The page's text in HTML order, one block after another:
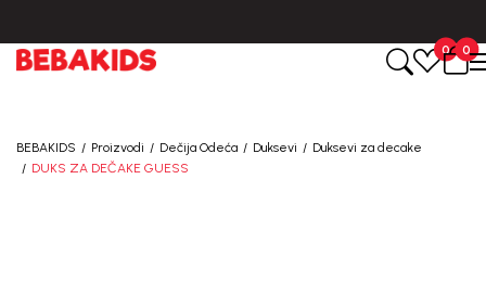
0
0
BEBAKIDS Proizvodi Dečija Odeća Duksevi
Duksevi za decake
DUKS ZA DEČAKE GUESS